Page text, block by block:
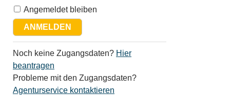
Angemeldet bleiben
Noch keine Zugangsdaten? Hier
beantragen
Probleme mit den Zugangsdaten?
Agenturservice kontaktieren